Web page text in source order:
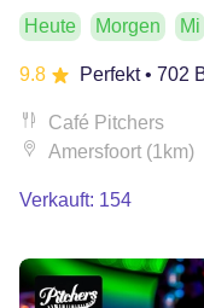
Heute Morgen Mi
9.8 Perfekt• 702
Café Pitchers
Amersfoort (1km)
Verkauft: 154